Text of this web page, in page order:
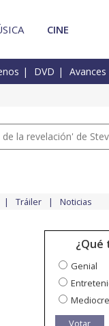
CINE
DVD Avances
la revelación' de
Tráiler Noticias
¿Qué
Genial
Mediocre
Votar